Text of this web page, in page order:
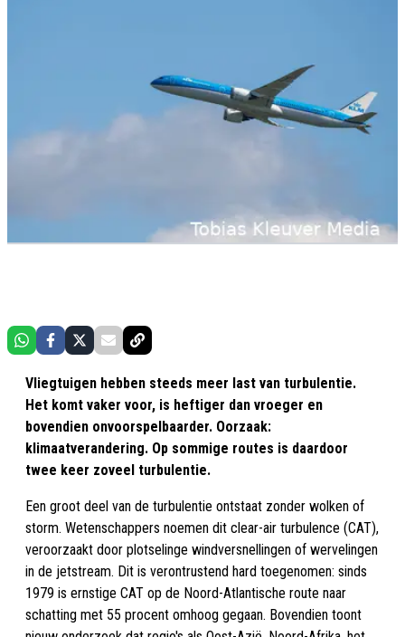
Vliegtuigen hebben steeds meer last van turbulentie.
Het komt vaker voor, is heftiger dan vroeger en
bovendien onvoorspelbaarder. Oorzaak:
klimaatverandering. Op sommige routes is daardoor
twee keer zoveel turbulentie.
Een groot deel van de turbulentie ontstaat zonder wolken of
storm. Wetenschappers noemen dit clear-air turbulence (CAT),
veroorzaakt door plotselinge windversnellingen of wervelingen
in de jetstream. Dit is verontrustend hard toegenomen: sinds
1979 is ernstige CAT op de Noord-Atlantische route naar
schatting met 55 procent omhoog gegaan. Bovendien toont